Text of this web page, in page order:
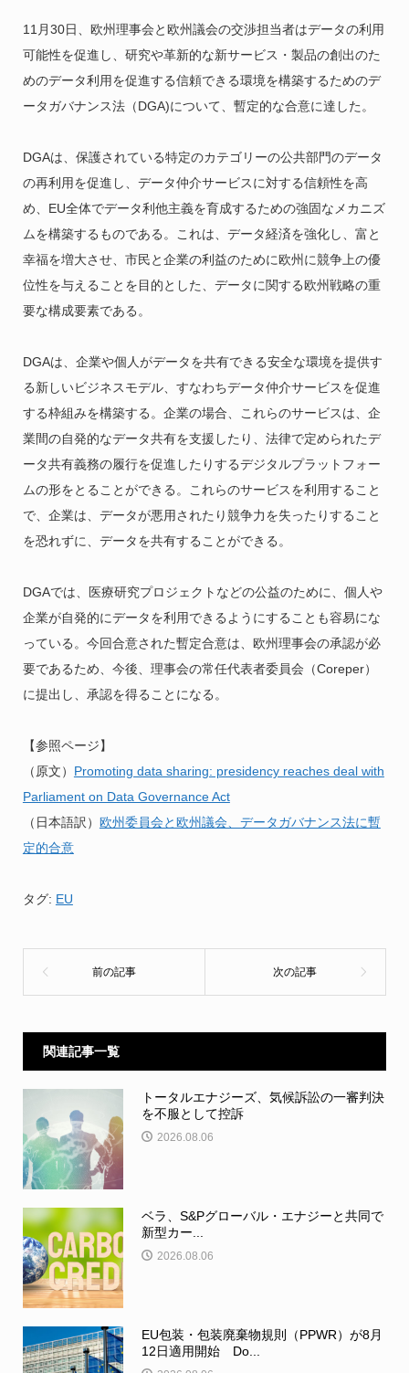
11月30日、欧州理事会と欧州議会の交渉担当者はデータの利用
可能性を促進し、研究や革新的な新サービス・製品の創出のた
めのデータ利用を促進する信頼できる環境を構築するためのデ
ータガバナンス法（DGA)について、暫定的な合意に達した。
DGAは、保護されている特定のカテゴリーの公共部門のデータ
の再利用を促進し、データ仲介サービスに対する信頼性を高
め、EU全体でデータ利他主義を育成するための強固なメカニズ
ムを構築するものである。これは、データ経済を強化し、富と
幸福を増大させ、市民と企業の利益のために欧州に競争上の優
位性を与えることを目的とした、データに関する欧州戦略の重
要な構成要素である。
DGAは、企業や個人がデータを共有できる安全な環境を提供す
る新しいビジネスモデル、すなわちデータ仲介サービスを促進
する枠組みを構築する。企業の場合、これらのサービスは、企
業間の自発的なデータ共有を支援したり、法律で定められたデ
ータ共有義務の履行を促進したりするデジタルプラットフォー
ムの形をとることができる。これらのサービスを利用すること
で、企業は、データが悪用されたり競争力を失ったりすること
を恐れずに、データを共有することができる。
DGAでは、医療研究プロジェクトなどの公益のために、個人や
企業が自発的にデータを利用できるようにすることも容易にな
っている。今回合意された暫定合意は、欧州理事会の承認が必
要であるため、今後、理事会の常任代表者委員会（Coreper）
に提出し、承認を得ることになる。
【参照ページ】
（原文） Promoting data sharing: presidency reaches deal with
Parliament on Data Governance Act
（日本語訳） 欧州委員会と欧州議会、データガバナンス法に暫
定的合意
タグ: EU
関連記事一覧
トータルエナジーズ、気候訴訟の一審判決
を不服として控訴
2026.08.06
ベラ、S&Pグローバル・エナジーと共同で
新型カー...
2026.08.06
EU包装・包装廃棄物規則（PPWR）が8月
12日適用開始 Do...